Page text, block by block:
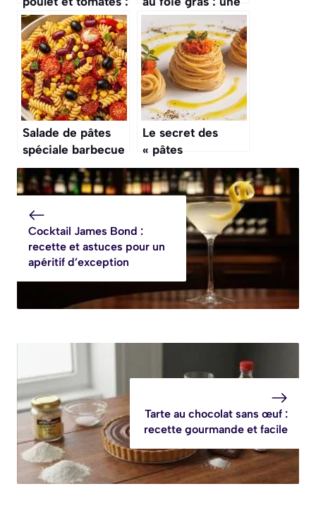
recette
savoureuse et
facile
alliance
gourmande
Salade de pâtes
spéciale barbecue
: une recette
facile et
Le secret des
« pâtes
magiques » qui
cuisent
directement dans
leur sauce en une
seule casserole
Cocktail James Bond :
recette et astuces pour un
apéritif d’exception
Tarte au chocolat sans œuf :
recette gourmande et facile